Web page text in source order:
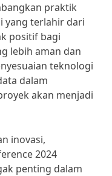
praktik
yang terlahir dari
positif bagi
lebih aman dan
teknologi
dalam
akan menjadi
inovasi,
2024
penting dalam